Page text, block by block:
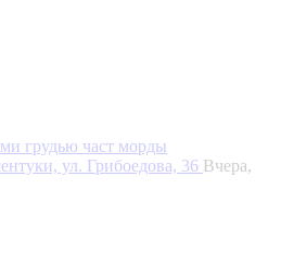
грудью част морды
ул. Грибоедова, 36 Вчера,